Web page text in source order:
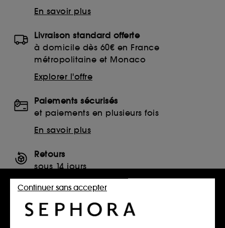
En savoir plus
Livraison standard offerte
à domicile dès 60€ en France
métropolitaine et Monaco
Explorer l'offre
Paiements sécurisés
et paiements en plusieurs fois
En savoir plus
Retours
sous 14 jours
Retourner mon article
SERVICES, CONTACT ET CONDITIONS DES OFFRES
Continuer sans accepter